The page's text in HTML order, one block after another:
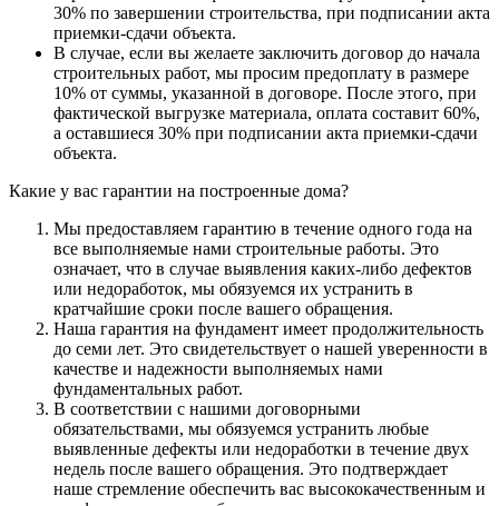
30% по завершении строительства, при подписании акта
приемки-сдачи объекта.
В случае, если вы желаете заключить договор до начала
строительных работ, мы просим предоплату в размере
10% от суммы, указанной в договоре. После этого, при
фактической выгрузке материала, оплата составит 60%,
а оставшиеся 30% при подписании акта приемки-сдачи
объекта.
Какие у вас гарантии на построенные дома?
Мы предоставляем гарантию в течение одного года на
все выполняемые нами строительные работы. Это
означает, что в случае выявления каких-либо дефектов
или недоработок, мы обязуемся их устранить в
кратчайшие сроки после вашего обращения.
Наша гарантия на фундамент имеет продолжительность
до семи лет. Это свидетельствует о нашей уверенности в
качестве и надежности выполняемых нами
фундаментальных работ.
В соответствии с нашими договорными
обязательствами, мы обязуемся устранить любые
выявленные дефекты или недоработки в течение двух
недель после вашего обращения. Это подтверждает
наше стремление обеспечить вас высококачественным и